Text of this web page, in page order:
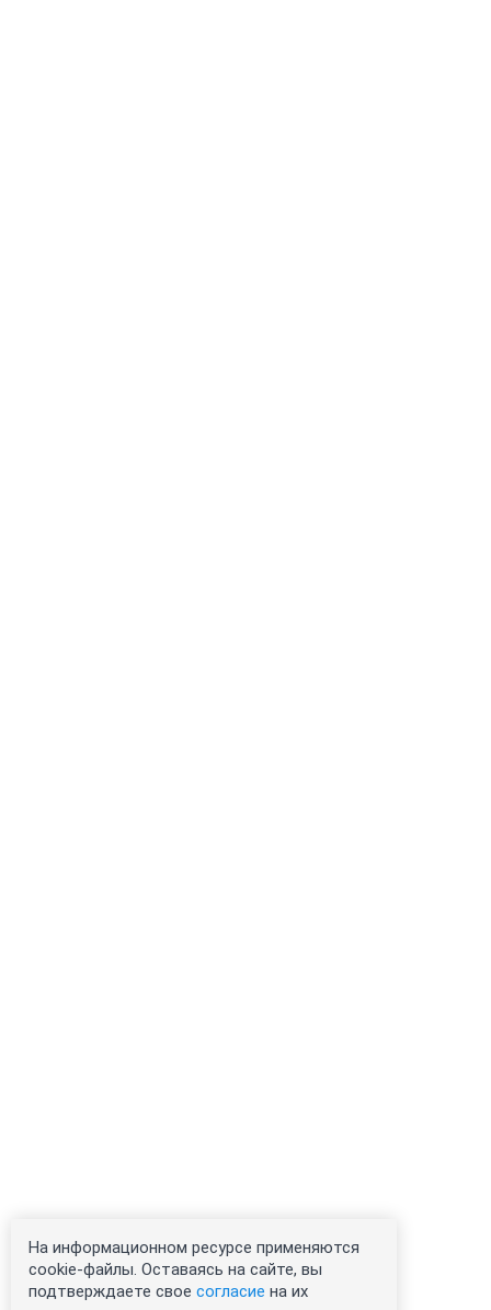
На информационном ресурсе применяются
cookie-файлы. Оставаясь на сайте, вы
подтверждаете свое согласие на их